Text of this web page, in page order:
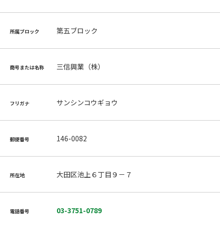
所属ブロック 第五ブロック
商号または名称 三信興業（株）
フリガナ サンシンコウギョウ
郵便番号 146-0082
所在地 大田区池上６丁目９－７
電話番号 03-3751-0789